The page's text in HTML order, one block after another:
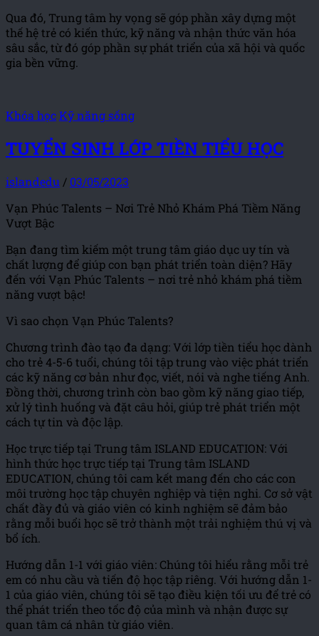
Qua đó, Trung tâm hy vọng sẽ góp phần xây dựng một
thế hệ trẻ có kiến thức, kỹ năng và nhận thức văn hóa
sâu sắc, từ đó góp phần sự phát triển của xã hội và quốc
gia bền vững.
Khóa họcKỹ năng sống
TUYỂN SINH LỚP TIỀN TIỂU HỌC
islandedu / 03/05/2023
Vạn Phúc Talents – Nơi Trẻ Nhỏ Khám Phá Tiềm Năng
Vượt Bậc
Bạn đang tìm kiếm một trung tâm giáo dục uy tín và
chất lượng để giúp con bạn phát triển toàn diện? Hãy
đến với Vạn Phúc Talents – nơi trẻ nhỏ khám phá tiềm
năng vượt bậc!
Vì sao chọn Vạn Phúc Talents?
Chương trình đào tạo đa dạng: Với lớp tiền tiểu học dành
cho trẻ 4-5-6 tuổi, chúng tôi tập trung vào việc phát triển
các kỹ năng cơ bản như đọc, viết, nói và nghe tiếng Anh.
Đồng thời, chương trình còn bao gồm kỹ năng giao tiếp,
xử lý tình huống và đặt câu hỏi, giúp trẻ phát triển một
cách tự tin và độc lập.
Học trực tiếp tại Trung tâm ISLAND EDUCATION: Với
hình thức học trực tiếp tại Trung tâm ISLAND
EDUCATION, chúng tôi cam kết mang đến cho các con
môi trường học tập chuyên nghiệp và tiện nghi. Cơ sở vật
chất đầy đủ và giáo viên có kinh nghiệm sẽ đảm bảo
rằng mỗi buổi học sẽ trở thành một trải nghiệm thú vị và
bổ ích.
Hướng dẫn 1-1 với giáo viên: Chúng tôi hiểu rằng mỗi trẻ
em có nhu cầu và tiến độ học tập riêng. Với hướng dẫn 1-
1 của giáo viên, chúng tôi sẽ tạo điều kiện tối ưu để trẻ có
thể phát triển theo tốc độ của mình và nhận được sự
quan tâm cá nhân từ giáo viên.